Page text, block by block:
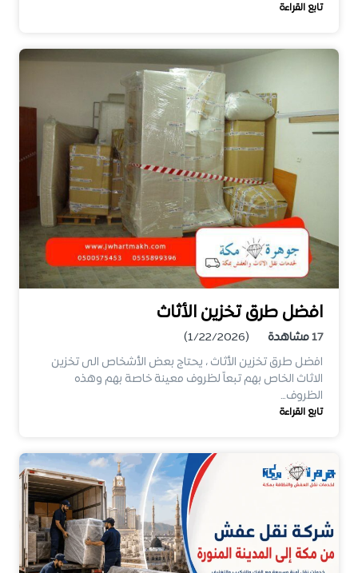
تابع القراءة
افضل طرق تخزين الأثاث
17مشاهدة
(1/22/2026)
افضل طرق تخزين الأثاث ، يحتاج بعض الأشخاص الى تخزين
الاثاث الخاص بهم تبعاً لظروف معينة خاصة بهم وهذه
الظروف…
تابع القراءة